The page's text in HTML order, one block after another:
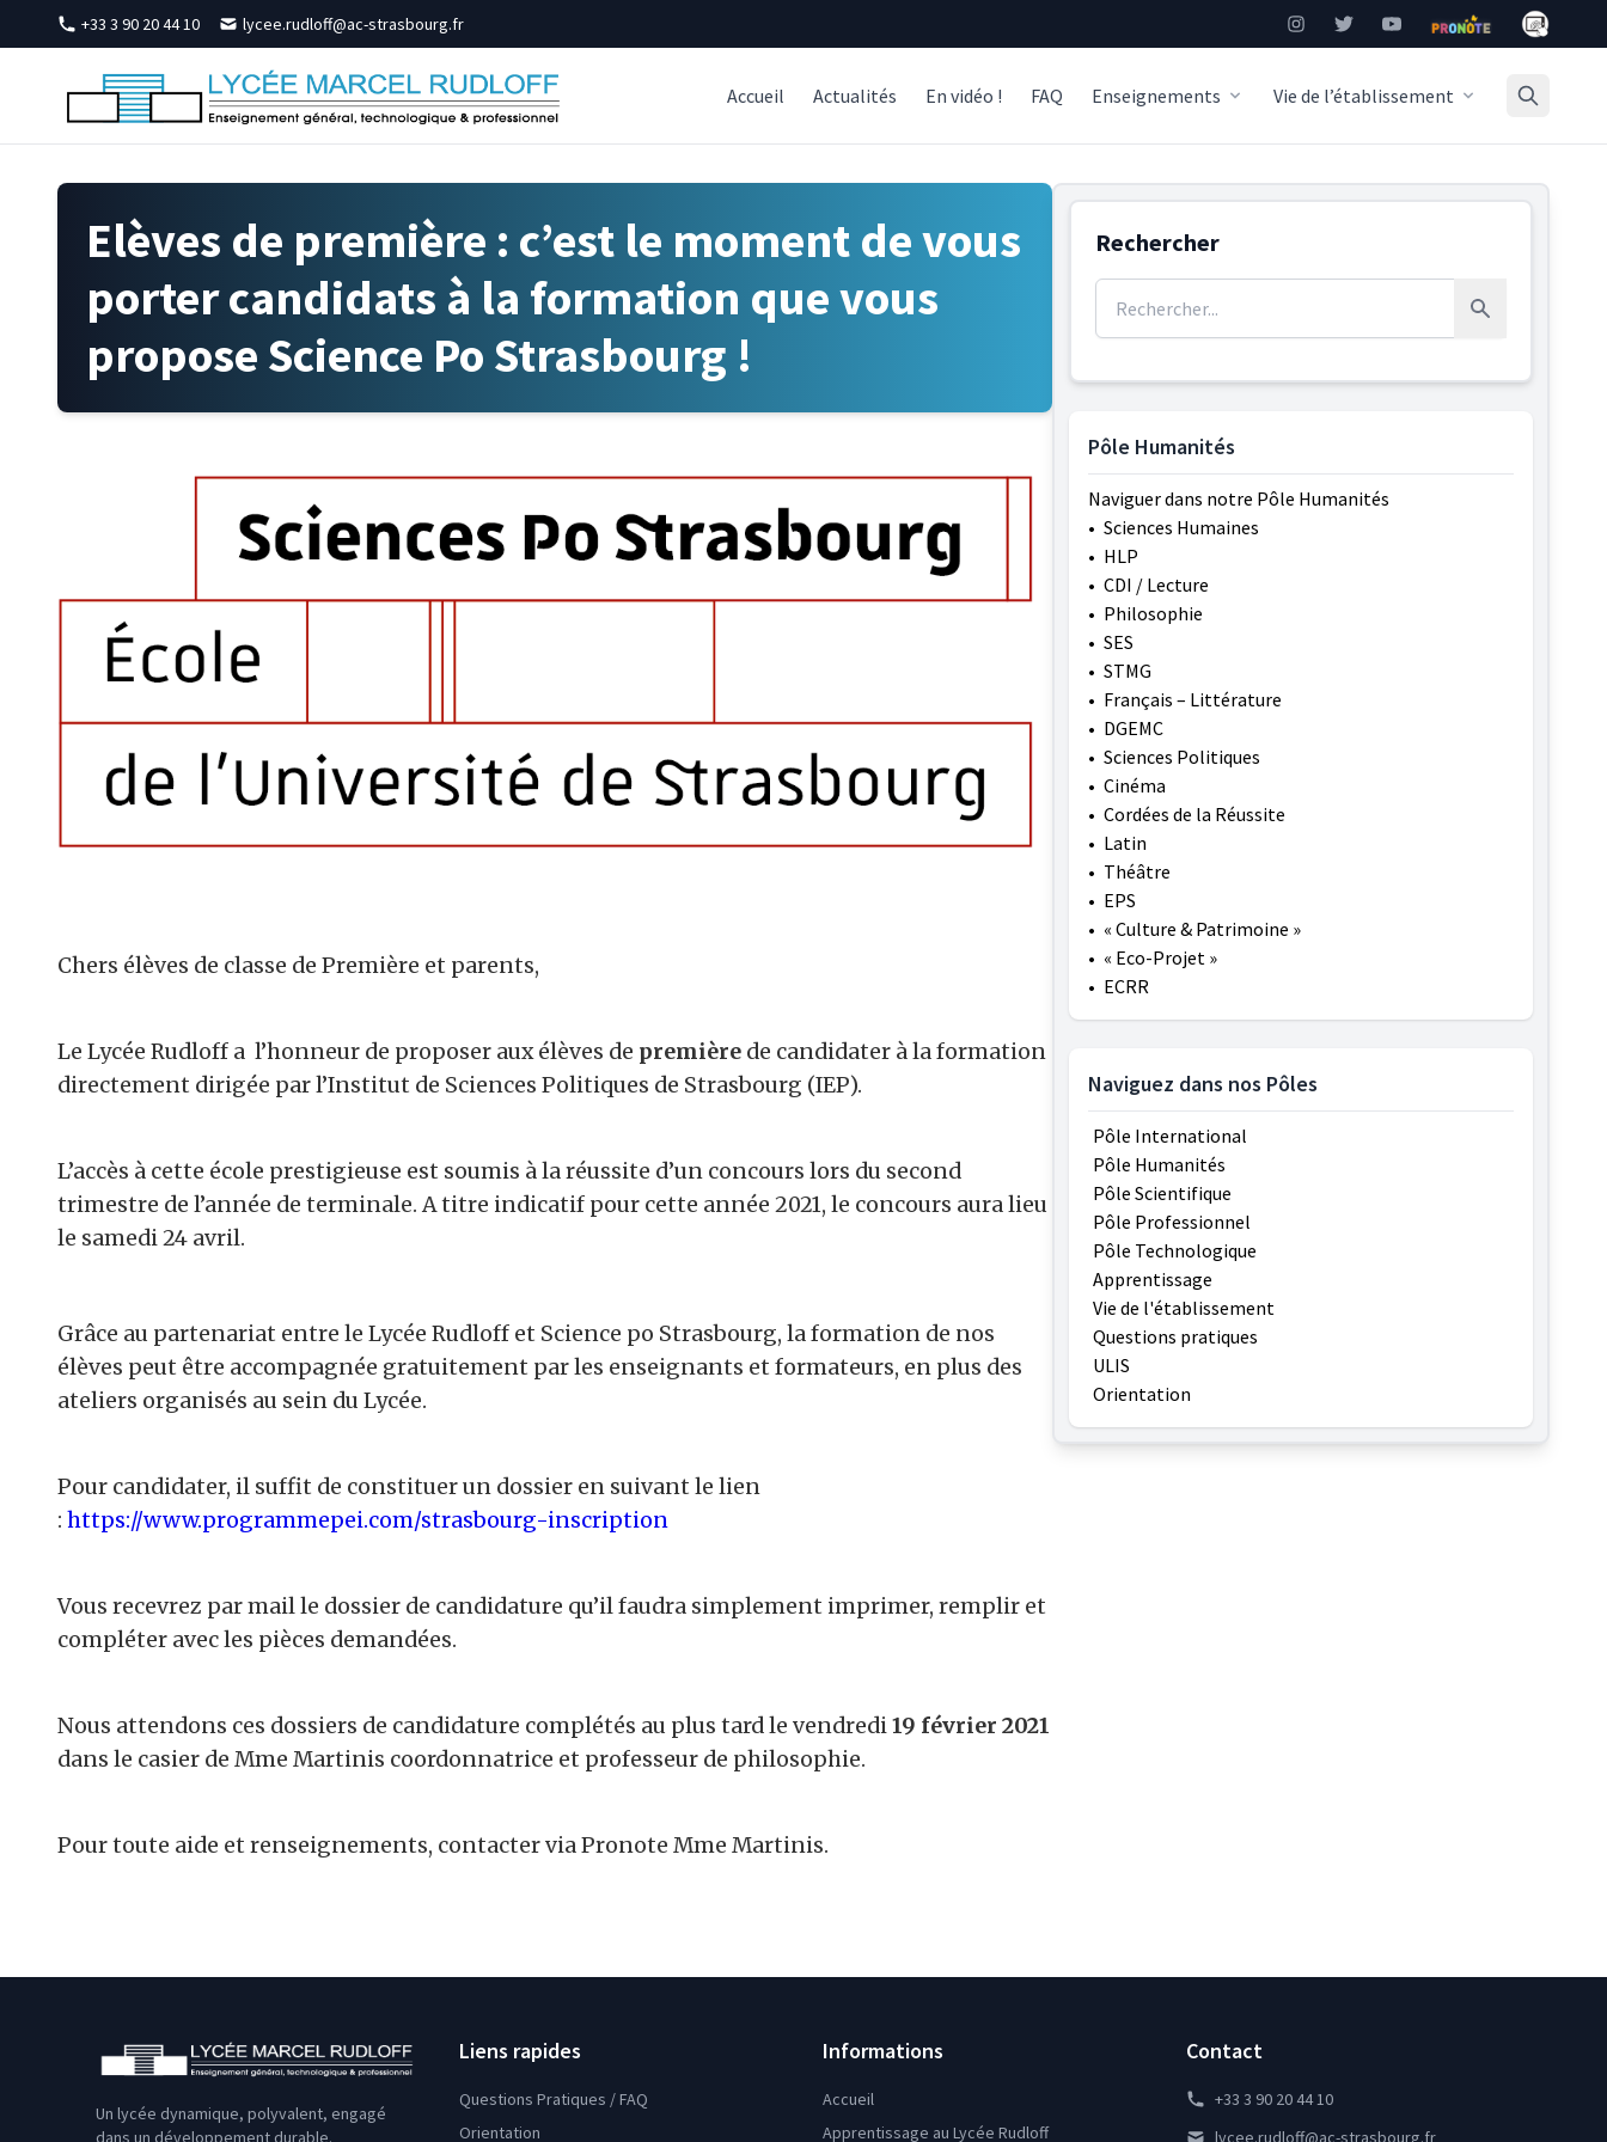
Skip to content+33 3 90 20 44 10 lycee.rudloff@ac-strasbourg.fr InstagramTwitterYouTubePronote Mon
Accueil Actualités En vidéo ! FAQ Enseignements Vie de l’établissement
Elèves de première : c’est le moment de vous
porter candidats à la formation que vous
propose Science Po Strasbourg !
Chers élèves de classe de Première et parents,
Le Lycée Rudloff a l’honneur de proposer aux élèves de première de candidater à la formation
directement dirigée par l’Institut de Sciences Politiques de Strasbourg (IEP).
L’accès à cette école prestigieuse est soumis à la réussite d’un concours lors du second
trimestre de l’année de terminale. A titre indicatif pour cette année 2021, le concours aura lieu
le samedi 24 avril.
Grâce au partenariat entre le Lycée Rudloff et Science po Strasbourg, la formation de nos
élèves peut être accompagnée gratuitement par les enseignants et formateurs, en plus des
ateliers organisés au sein du Lycée.
Pour candidater, il suffit de constituer un dossier en suivant le lien
: https://www.programmepei.com/strasbourg-inscription
Vous recevrez par mail le dossier de candidature qu’il faudra simplement imprimer, remplir et
compléter avec les pièces demandées.
Nous attendons ces dossiers de candidature complétés au plus tard le vendredi19 février 2021
dans le casier de Mme Martinis coordonnatrice et professeur de philosophie.
Pour toute aide et renseignements, contacter via Pronote Mme Martinis.
Rechercher
Rechercher
Pôle Humanités
Naviguer dans notre Pôle Humanités
• Sciences Humaines
• HLP
• CDI / Lecture
• Philosophie
• SES
• STMG
• Français – Littérature
• DGEMC
• Sciences Politiques
• Cinéma
• Cordées de la Réussite
• Latin
• Théâtre
• EPS
• « Culture & Patrimoine »
• « Eco-Projet »
• ECRR
Naviguez dans nos Pôles
Pôle International
Pôle Humanités
Pôle Scientifique
Pôle Professionnel
Pôle Technologique
Apprentissage
Vie de l'établissement
Questions pratiques
ULIS
Orientation
Un lycée dynamique, polyvalent, engagé
Liens rapides
Questions Pratiques / FAQ
Orientation
Informations
Accueil
Apprentissage au Lycée Rudloff
Contact
+33 3 90 20 44 10
lycee.rudloff@ac-strasbourg.fr